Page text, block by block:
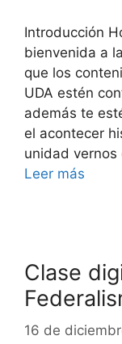
Introducción
bienvenida a
que los
UDA estén
además te
el acontecer
unidad
Leer más
Clase
16 de